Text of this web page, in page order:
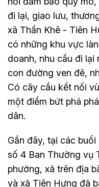
đi lại, giao lưu,
xã Thần Khê - Tiên
có những khu vực
doanh, nhu cầu đi lại
con đường ven đê,
Có cây cầu kết nối
một điểm bứt phá
dân.
Gần đây, tại các
số 4 Ban Thường vụ
phường, xã trên địa
và xã Tiên Hưng đã